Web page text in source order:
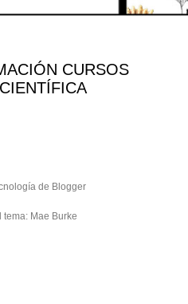
CURSOS
de Blogger
tema: Mae Burke